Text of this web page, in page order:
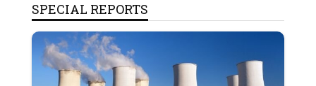
SPECIAL REPORTS